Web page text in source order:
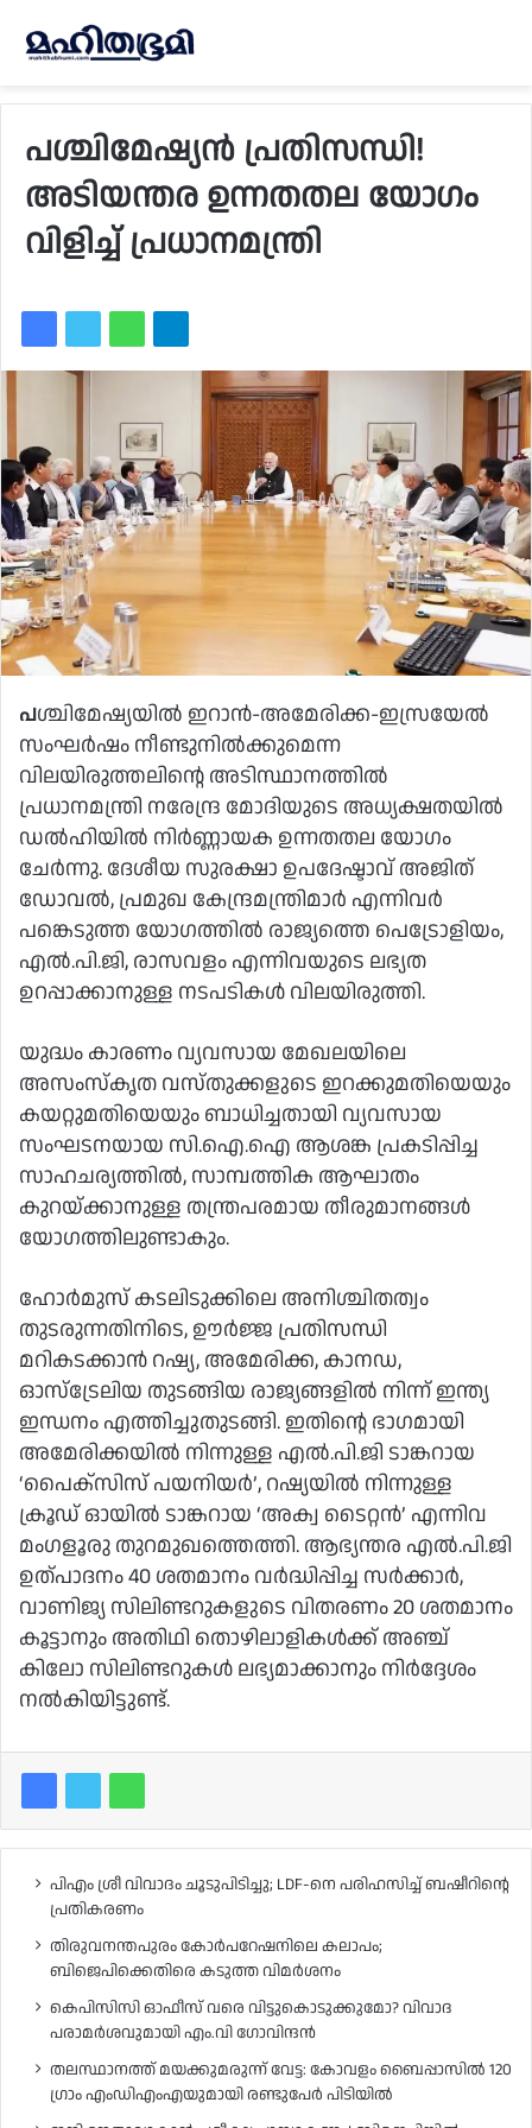
പശ്ചിമേഷ്യൻ പ്രതിസന്ധി!
അടിയന്തര ഉന്നതതല യോഗം
വിളിച്ച് പ്രധാനമന്ത്രി
പശ്ചിമേഷ്യയിൽ ഇറാൻ-അമേരിക്ക-ഇസ്രയേൽ
സംഘർഷം നീണ്ടുനിൽക്കുമെന്ന
വിലയിരുത്തലിന്റെ അടിസ്ഥാനത്തിൽ
പ്രധാനമന്ത്രി നരേന്ദ്ര മോദിയുടെ അധ്യക്ഷതയിൽ
ഡൽഹിയിൽ നിർണ്ണായക ഉന്നതതല യോഗം
ചേർന്നു. ദേശീയ സുരക്ഷാ ഉപദേഷ്ടാവ് അജിത്
ഡോവൽ, പ്രമുഖ കേന്ദ്രമന്ത്രിമാർ എന്നിവർ
പങ്കെടുത്ത യോഗത്തിൽ രാജ്യത്തെ പെട്രോളിയം,
എൽ.പി.ജി, രാസവളം എന്നിവയുടെ ലഭ്യത
ഉറപ്പാക്കാനുള്ള നടപടികൾ വിലയിരുത്തി.
യുദ്ധം കാരണം വ്യവസായ മേഖലയിലെ
അസംസ്‌കൃത വസ്തുക്കളുടെ ഇറക്കുമതിയെയും
കയറ്റുമതിയെയും ബാധിച്ചതായി വ്യവസായ
സംഘടനയായ സി.ഐ.ഐ ആശങ്ക പ്രകടിപ്പിച്ച
സാഹചര്യത്തിൽ, സാമ്പത്തിക ആഘാതം
കുറയ്ക്കാനുള്ള തന്ത്രപരമായ തീരുമാനങ്ങൾ
യോഗത്തിലുണ്ടാകും.
ഹോർമുസ് കടലിടുക്കിലെ അനിശ്ചിതത്വം
തുടരുന്നതിനിടെ, ഊർജ്ജ പ്രതിസന്ധി
മറികടക്കാൻ റഷ്യ, അമേരിക്ക, കാനഡ,
ഓസ്‌ട്രേലിയ തുടങ്ങിയ രാജ്യങ്ങളിൽ നിന്ന് ഇന്ത്യ
ഇന്ധനം എത്തിച്ചുതുടങ്ങി. ഇതിന്റെ ഭാഗമായി
അമേരിക്കയിൽ നിന്നുള്ള എൽ.പി.ജി ടാങ്കറായ
‘പൈക്സിസ് പയനിയർ’, റഷ്യയിൽ നിന്നുള്ള
ക്രൂഡ് ഓയിൽ ടാങ്കറായ ‘അക്വ ടൈറ്റൻ’ എന്നിവ
മംഗളൂരു തുറമുഖത്തെത്തി. ആഭ്യന്തര എൽ.പി.ജി
ഉത്പാദനം 40 ശതമാനം വർദ്ധിപ്പിച്ച സർക്കാർ,
വാണിജ്യ സിലിണ്ടറുകളുടെ വിതരണം 20 ശതമാനം
കൂട്ടാനും അതിഥി തൊഴിലാളികൾക്ക് അഞ്ച്
കിലോ സിലിണ്ടറുകൾ ലഭ്യമാക്കാനും നിർദ്ദേശം
നൽകിയിട്ടുണ്ട്.
പിഎം ശ്രീ വിവാദം ചൂടുപിടിച്ചു; LDF-നെ പരിഹസിച്ച് ബഷീറിന്റെ
പ്രതികരണം
തിരുവനന്തപുരം കോർപറേഷനിലെ കലാപം;
ബിജെപിക്കെതിരെ കടുത്ത വിമർശനം
കെപിസിസി ഓഫീസ് വരെ വിട്ടുകൊടുക്കുമോ? വിവാദ
പരാമർശവുമായി എം.വി ഗോവിന്ദൻ
തലസ്ഥാനത്ത് മയക്കുമരുന്ന് വേട്ട: കോവളം ബൈപ്പാസിൽ 120
ഗ്രാം എംഡിഎംഎയുമായി രണ്ടുപേർ പിടിയിൽ